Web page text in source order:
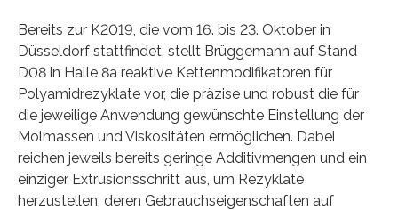
Bereits zur K2019, die vom 16. bis 23. Oktober in
Düsseldorf stattfindet, stellt Brüggemann auf Stand
D08 in Halle 8a reaktive Kettenmodifikatoren für
Polyamidrezyklate vor, die präzise und robust die für
die jeweilige Anwendung gewünschte Einstellung der
Molmassen und Viskositäten ermöglichen. Dabei
reichen jeweils bereits geringe Additivmengen und ein
einziger Extrusionsschritt aus, um Rezyklate
herzustellen, deren Gebrauchseigenschaften auf